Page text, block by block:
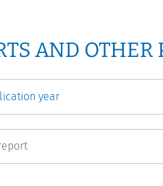
AND OTHER